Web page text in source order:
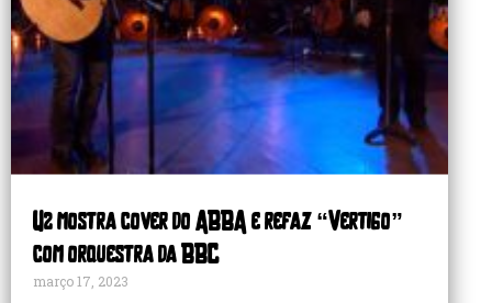
U2 mostra cover do ABBA e refaz “Vertigo”
com orquestra da BBC
março 17, 2023